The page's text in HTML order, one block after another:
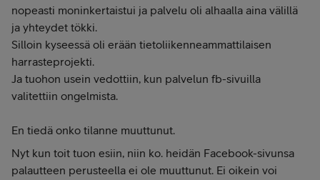
nopeasti moninkertaistui ja palvelu oli alhaalla aina välillä
ja yhteydet tökki.
Silloin kyseessä oli erään tietoliikenneammattilaisen
harrasteprojekti.
Ja tuohon usein vedottiin, kun palvelun fb-sivuilla
valitettiin ongelmista.
En tiedä onko tilanne muuttunut.
Nyt kun toit tuon esiin, niin ko. heidän Facebook-sivunsa
palautteen perusteella ei ole muuttunut. Ei oikein voi